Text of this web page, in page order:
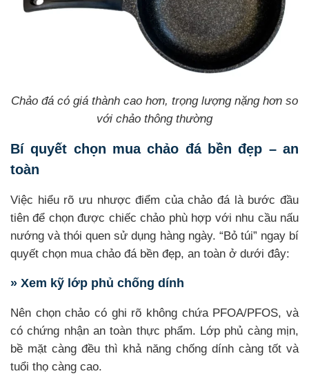
Chảo đá có giá thành cao hơn, trọng lượng nặng hơn so
với chảo thông thường
Bí quyết chọn mua chảo đá bền đẹp – an
toàn
Việc hiểu rõ ưu nhược điểm của chảo đá là bước đầu
tiên để chọn được chiếc chảo phù hợp với nhu cầu nấu
nướng và thói quen sử dụng hàng ngày. “Bỏ túi” ngay bí
quyết chọn mua chảo đá bền đẹp, an toàn ở dưới đây:
» Xem kỹ lớp phủ chống dính
Nên chọn chảo có ghi rõ không chứa PFOA/PFOS, và
có chứng nhận an toàn thực phẩm. Lớp phủ càng mịn,
bề mặt càng đều thì khả năng chống dính càng tốt và
tuổi thọ càng cao.